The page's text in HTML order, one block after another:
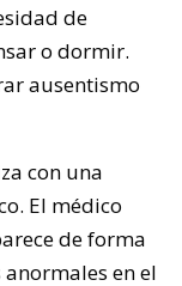
de
o dormir.
ausentismo
con una
El médico
de forma
en el